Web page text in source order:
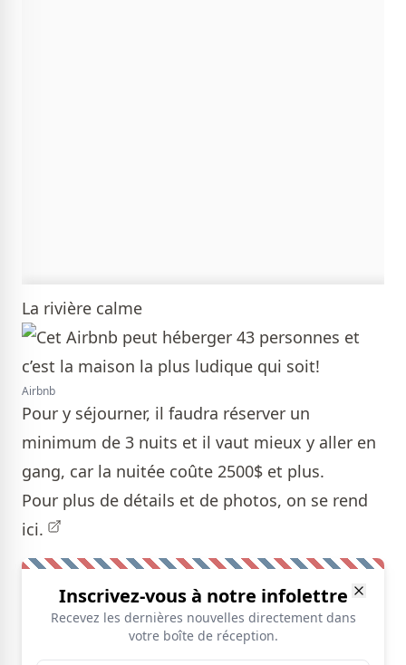
La rivière calme
Airbnb
Pour y séjourner, il faudra réserver un
minimum de 3 nuits et il vaut mieux y aller en
gang, car la nuitée coûte 2500$ et plus.
Pour plus de détails et de photos, on se rend
ici.
Inscrivez-vous à notre infolettre
Recevez les dernières nouvelles directement dans
votre boîte de réception.